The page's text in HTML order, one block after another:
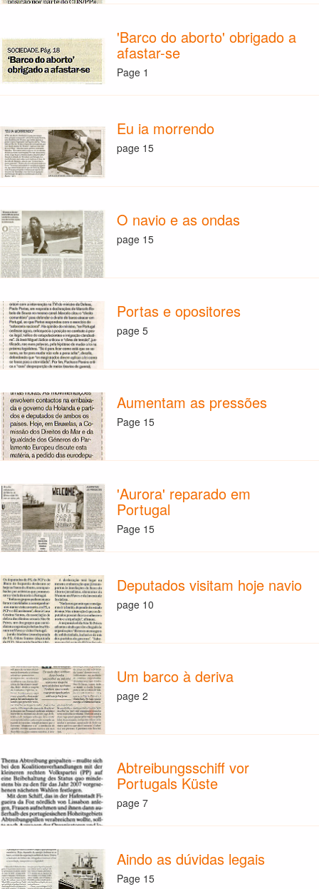
'Barco do aborto' obrigado a
afastar-se
Page 1
Eu ia morrendo
page 15
O navio e as ondas
page 15
Portas e opositores
page 5
Aumentam as pressões
Page 15
'Aurora' reparado em
Portugal
Page 15
Deputados visitam hoje navio
page 10
Um barco à deriva
page 2
Abtreibungsschiff vor
Portugals Küste
page 7
Aindo as dúvidas legais
Page 15